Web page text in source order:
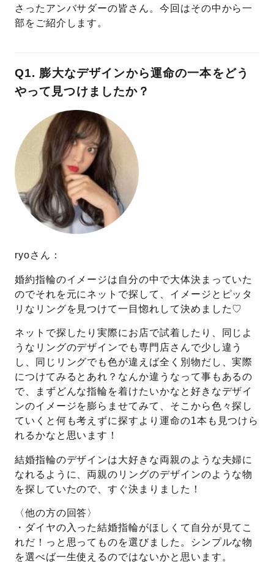
さったアンバサダーの皆さん。今回はその中から一
部をご紹介します。
Q1. 膨大なデザインから運命の一本をどう
やって見つけましたか？
ryoさん：
婚約指輪のイメージは自分の中で大体決まっていた
のでそれを元にネットで探して、イメージとピッタ
リなリングを見つけて一目惚れして決めました♡
ネットで探したり実際にお店で試着したり、同じよ
うなリングのデザインでも専門店さんで少し違う
し、同じリングでも色が違えば全く別物だし、実際
につけてみるとあれ？なんか違うなって事もあるの
で、まずどんな指輪を着けたいかなと好きなデザイ
ンのイメージを膨らませてみて、そこから色々探し
ていくと何も考えずに探すより運命の1本も見つけら
れるかなと思います！
結婚指輪のデザインは大好きな両親のような夫婦に
なれるように、両親のリングのデザインのような物
を探していたので、すぐ決まりました！
〈他の方の回答〉
・ダイヤの入った結婚指輪がほしくて自分が見てこ
れだ！っと思ってものを選びました。シンプルな物
を選べば一生使えるのではないかと思います。